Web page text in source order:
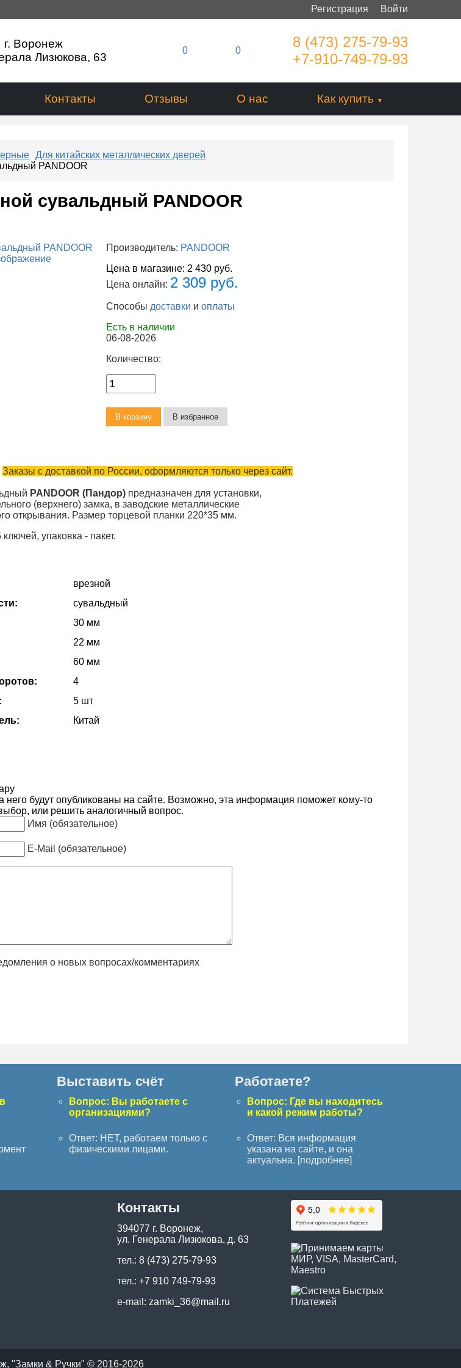
Войти
Регистрация
г. Воронеж
Лизюкова, 63
0 0
8 (473) 275-79-93
+7-910-749-79-93
Контакты Отзывы О нас Как купить
Для китайских металлических дверей
PANDOOR
сувальдный PANDOOR
Производитель: PANDOOR
Цена в магазине: 2 430 руб.
Цена онлайн: 2 309 руб.
Способы доставки иоплаты
Есть в наличии
06-08-2026
Количество:
Заказы с доставкой по России, оформляются только через сайт.
PANDOOR (Пандор) предназначен для установки,
(верхнего) замка, в заводские металлические
открывания. Размер торцевой планки 220*35 мм.
упаковка - пакет.
врезной
сувальдный
30 мм
22 мм
60 мм
4
5 шт
Китай
него будут опубликованы на сайте. Возможно, эта информация поможет кому-то
или решить аналогичный вопрос.
Имя (обязательное)
E-Mail (обязательное)
о новых вопросах/комментариях
Выставить счёт
Вопрос: Вы работаете с
организациями?
Ответ: НЕТ, работаем только с
физическими лицами.
Работаете?
Вопрос: Где вы находитесь
и какой режим работы?
Ответ: Вся информация
указана на сайте, и она
актуальна. [подробнее]
Контакты
394077 г. Воронеж,
ул. Генерала Лизюкова, д. 63
тел.: 8 (473) 275-79-93
тел.: +7 910 749-79-93
e-mail: zamki_36@mail.ru
"Замки & Ручки" © 2016-2026